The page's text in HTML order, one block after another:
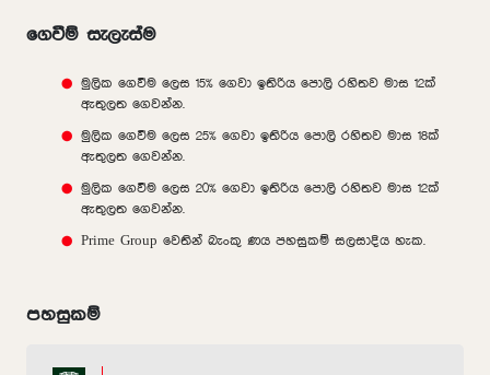
ගෙවීම් සැලැස්ම
මුලික ගෙවීම ලෙස 15% ගෙවා ඉතිරිය පොලි රහිතව මාස 12ක්
ඇතුලත ගෙවන්න.
මුලික ගෙවීම ලෙස 25% ගෙවා ඉතිරිය පොලි රහිතව මාස 18ක්
ඇතුලත ගෙවන්න.
මුලික ගෙවීම ලෙස 20% ගෙවා ඉතිරිය පොලි රහිතව මාස 12ක්
ඇතුලත ගෙවන්න.
Prime Group වෙතින් බැංකු ණය පහසුකම් සලසාදිය හැක.
පහසුකම්